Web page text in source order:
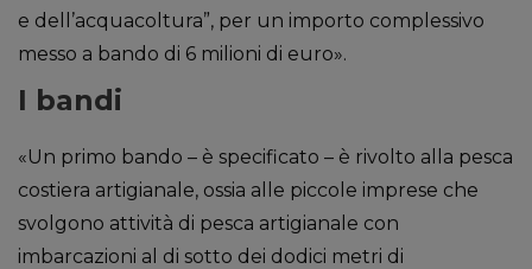
e dell’acquacoltura”, per un importo complessivo
messo a bando di 6 milioni di euro».
I bandi
«Un primo bando – è specificato – è rivolto alla pesca
costiera artigianale, ossia alle piccole imprese che
svolgono attività di pesca artigianale con
imbarcazioni al di sotto dei dodici metri di